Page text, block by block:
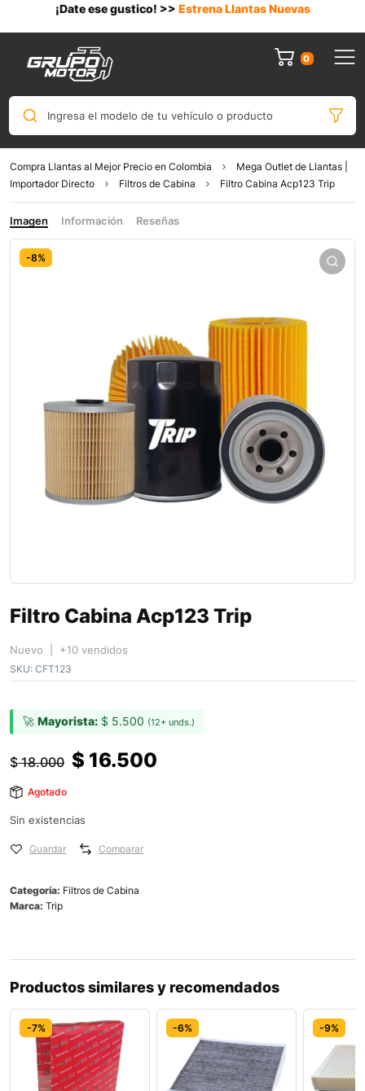
¡Date ese gustico! >> Estrena Llantas Nuevas
0
Ingresa el modelo de tu vehículo o producto
Compra Llantas al Mejor Precio en Colombia
Mega Outlet de Llantas |
Importador Directo
Filtros de Cabina Filtro Cabina Acp123 Trip
Imagen Información Reseñas
-8%
Filtro Cabina Acp123 Trip
Nuevo | +10 vendidos
SKU: CFT123
🚀 Mayorista: $ 5.500 (12+ unds.)
$18.000 $ 16.500
Agotado
Sin existencias
Guardar Comparar
Categoría: Filtros de Cabina
Marca: Trip
Productos similares y recomendados
-7% -6% -9%